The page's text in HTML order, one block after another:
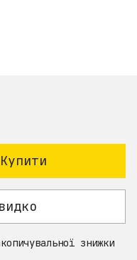
Купити
знижки